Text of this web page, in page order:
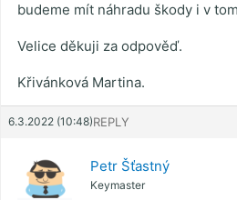
budeme mít náhradu škody i v
Velice děkuji za odpověď.
Křivánková Martina.
6.3.2022 (10:48)REPLY
Petr Šťastný
Keymaster